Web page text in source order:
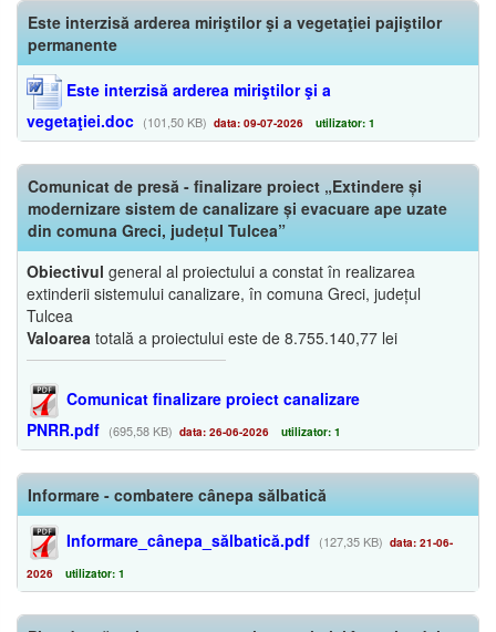
Este interzisă arderea miriştilor şi a vegetaţiei pajiştilor
permanente
Este interzisă arderea miriştilor şi a
vegetaţiei.doc (101,50 KB) data: 09-07-2026 utilizator: 1
Comunicat de presă - finalizare proiect „Extindere și
modernizare sistem de canalizare și evacuare ape uzate
din comuna Greci, județul Tulcea”
Obiectivul general al proiectului a constat în realizarea
extinderii sistemului canalizare, în comuna Greci, județul
Tulcea
Valoarea totală a proiectului este de 8.755.140,77 lei
Comunicat finalizare proiect canalizare
PNRR.pdf (695,58 KB) data: 26-06-2026 utilizator: 1
Informare - combatere cânepa sălbatică
Informare_cânepa_sălbatică.pdf (127,35 KB) data: 21-06-
2026 utilizator: 1